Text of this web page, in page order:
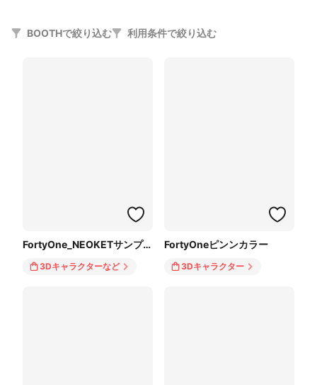
BOOTHで絞り込む 利用条件で絞り込む
FortyOne_NEOKETサンプルアバター
3Dキャラクターなど
FortyOneピンンカラー
3Dキャラクター